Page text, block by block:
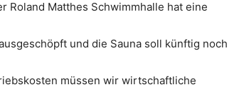
Roland Matthes Schwimmhalle hat eine
und die Sauna soll künftig noch
müssen wir wirtschaftliche